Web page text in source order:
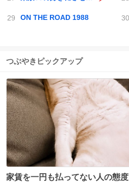
ON THE ROAD 1988
つぶやきピックアップ
家賃を一円も払ってない人の態度